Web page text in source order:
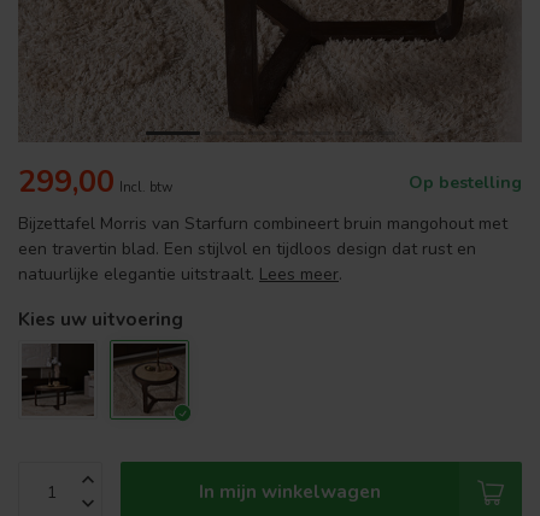
299,00 Incl. btw
Op bestelling
Bijzettafel Morris van Starfurn combineert bruin mangohout met
een travertin blad. Een stijlvol en tijdloos design dat rust en
natuurlijke elegantie uitstraalt. Lees meer.
Kies uw uitvoering
In mijn winkelwagen